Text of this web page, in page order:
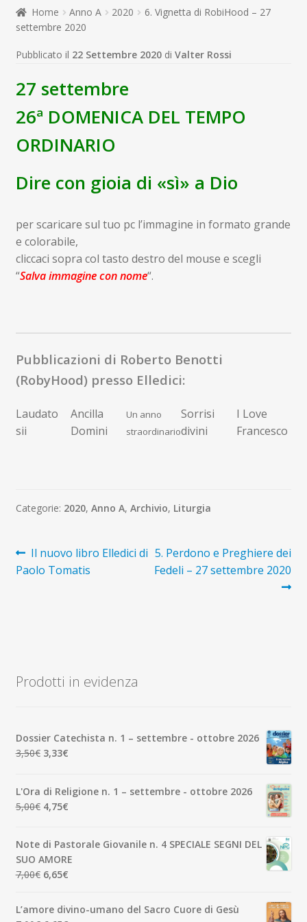
Contatti
Don Bosco
Home Anno A 2020
6. Vignetta di RobiHood – 27
settembre 2020
Pubblicato il 22 Settembre 2020 di Valter Rossi
27 settembre
26ª DOMENICA DEL TEMPO
ORDINARIO
Dire con gioia di «sì» a Dio
per scaricare sul tuo pc l’immagine in formato grande
e colorabile,
cliccaci sopra col tasto destro del mouse e scegli
“Salva immagine con nome“.
Pubblicazioni di Roberto Benotti
(RobyHood) presso Elledici:
Laudato
sii
Ancilla
Domini
Un anno
straordinario
Sorrisi
divini
I Love
Francesco
Categorie: 2020, Anno A, Archivio, Liturgia
Navigazione
articoli
Articolo
precedente:
Il nuovo libro Elledici di
Paolo Tomatis
Articolo
successivo:
5. Perdono e Preghiere dei
Fedeli – 27 settembre 2020
Prodotti in evidenza
Dossier Catechista n. 1 – settembre - ottobre 2026
3,50€ Il
era:
3,50€.
3,33€Il
è:
3,33€.
L'Ora di Religione n. 1 – settembre - ottobre 2026
5,00€ Il
era:
5,00€.
4,75€Il
è:
4,75€.
Note di Pastorale Giovanile n. 4 SPECIALE SEGNI DEL
SUO AMORE
7,00€ Il
originale
era:
6,65€Il
attuale
è:
L’amore divino-umano del Sacro Cuore di Gesù